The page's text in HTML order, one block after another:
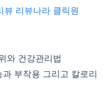
뷰 리뷰나라 클릭원
와 건강관리법
부작용 그리고 칼로리